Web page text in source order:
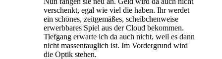
verschenkt, egal wie viel die haben. Ihr werdet
ein schönes, zeitgemäßes, scheibchenweise
erwerbbares Spiel aus der Cloud bekommen.
Tiefgang erwarte ich da auch nicht, weil es dann
nicht massentauglich ist. Im Vordergrund wird
die Optik stehen.